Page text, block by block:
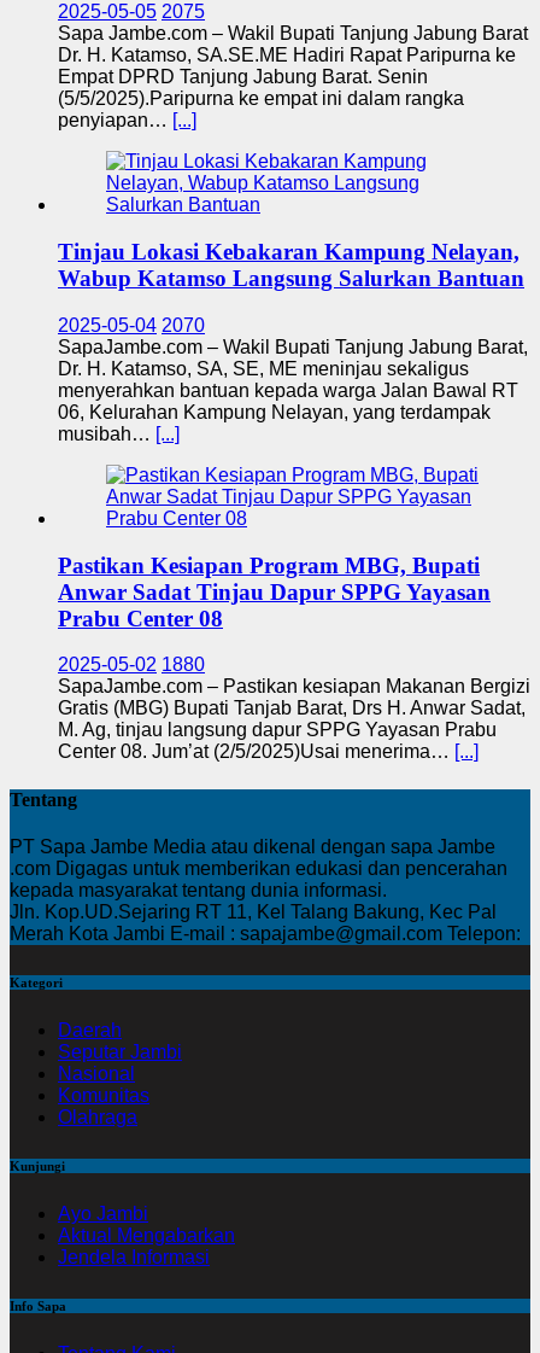
2025-05-05 2075
Sapa Jambe.com – Wakil Bupati Tanjung Jabung Barat
Dr. H. Katamso, SA.SE.ME Hadiri Rapat Paripurna ke
Empat DPRD Tanjung Jabung Barat. Senin
(5/5/2025).Paripurna ke empat ini dalam rangka
penyiapan… [...]
Tinjau Lokasi Kebakaran Kampung Nelayan,
Wabup Katamso Langsung Salurkan Bantuan
2025-05-04 2070
SapaJambe.com – Wakil Bupati Tanjung Jabung Barat,
Dr. H. Katamso, SA, SE, ME meninjau sekaligus
menyerahkan bantuan kepada warga Jalan Bawal RT
06, Kelurahan Kampung Nelayan, yang terdampak
musibah… [...]
Pastikan Kesiapan Program MBG, Bupati
Anwar Sadat Tinjau Dapur SPPG Yayasan
Prabu Center 08
2025-05-02 1880
SapaJambe.com – Pastikan kesiapan Makanan Bergizi
Gratis (MBG) Bupati Tanjab Barat, Drs H. Anwar Sadat,
M. Ag, tinjau langsung dapur SPPG Yayasan Prabu
Center 08. Jum’at (2/5/2025)Usai menerima… [...]
Tentang
PT Sapa Jambe Media atau dikenal dengan sapa Jambe
.com Digagas untuk memberikan edukasi dan pencerahan
kepada masyarakat tentang dunia informasi.
Jln. Kop.UD.Sejaring RT 11, Kel Talang Bakung, Kec Pal
Merah Kota Jambi E-mail : sapajambe@gmail.com Telepon:
Kategori
Daerah
Seputar Jambi
Nasional
Komunitas
Olahraga
Kunjungi
Ayo Jambi
Aktual Mengabarkan
Jendela Informasi
Info Sapa